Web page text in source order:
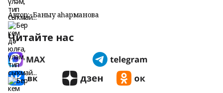
Автор: Баныу Ҡаһарманова
Читайте нас